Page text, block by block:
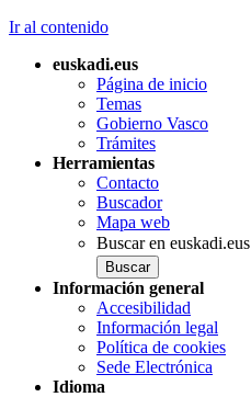
Ir al contenido
euskadi.eus
Página de inicio
Temas
Gobierno Vasco
Trámites
Herramientas
Contacto
Buscador
Mapa web
Buscar en euskadi.eus
Información general
Accesibilidad
Información legal
Política de cookies
Sede Electrónica
Idioma